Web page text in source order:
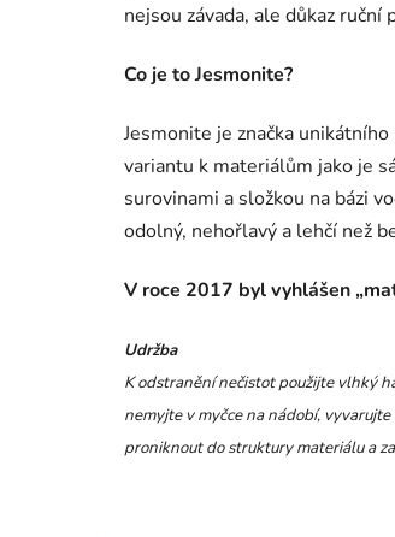
nejsou závada, ale důkaz
Co je to Jesmonite?
Jesmonite je značka
variantu k materiálům jako je
surovinami a složkou na bázi
odolný, nehořlavý a lehčí než
V roce 2017 byl vyhlášen
Udržba
K odstranění nečistot použijte vlhký
nemyjte v myčce na nádobí,
proniknout do struktury materiálu a